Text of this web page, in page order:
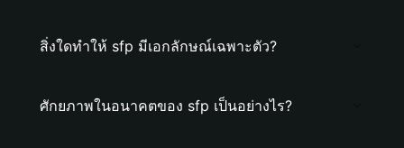
สิ่งใดทำให้ sfp มีเอกลักษณ์เฉพาะตัว?
ศักยภาพในอนาคตของ sfp เป็นอย่างไร?